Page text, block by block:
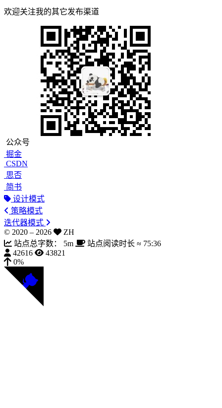
欢迎关注我的其它发布渠道
公众号
掘金
CSDN
思否
简书
设计模式
策略模式
迭代器模式
© 2020 – 2026
ZH
站点总字数：
5m 站点阅读时长 ≈ 75:36
42616
43821
0%